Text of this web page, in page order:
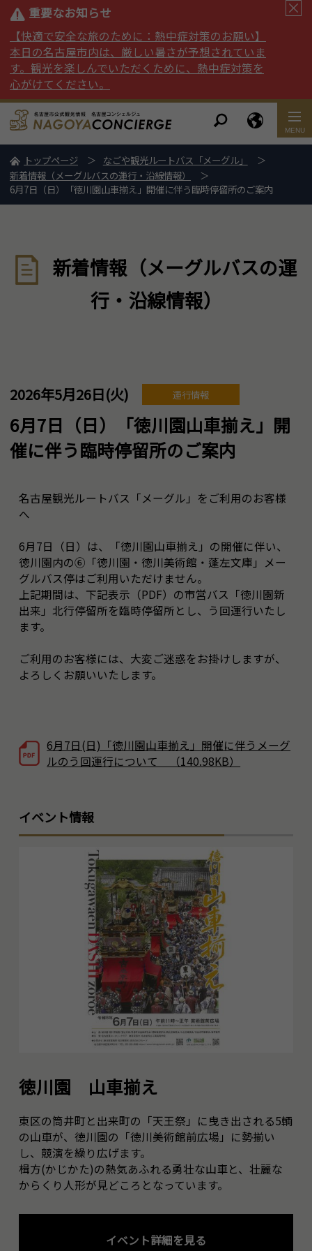
重要なお知らせ
【快適で安全な旅のために：熱中症対策のお願い】
本日の名古屋市内は、厳しい暑さが予想されていま
す。観光を楽しんでいただくために、熱中症対策を
心がけてください。
トップページ
なごや観光ルートバス「メーグル」
新着情報（メーグルバスの運行・沿線情報）
6月7日（日）「徳川園山車揃え」開催に伴う臨時停留所のご案内
新着情報（メーグルバスの運
行・沿線情報）
2026年5月26日(火) 運行情報
6月7日（日）「徳川園山車揃え」開
催に伴う臨時停留所のご案内
名古屋観光ルートバス「メーグル」をご利用のお客様
へ
6月7日（日）は、「徳川園山車揃え」の開催に伴い、
徳川園内の⑥「徳川園・徳川美術館・蓬左文庫」メー
グルバス停はご利用いただけません。
上記期間は、下記表示（PDF）の市営バス「徳川園新
出来」北行停留所を臨時停留所とし、う回運行いたし
ます。
ご利用のお客様には、大変ご迷惑をお掛けしますが、
よろしくお願いいたします。
6月7日(日)「徳川園山車揃え」開催に伴うメーグ
ルのう回運行について （140.98KB）
イベント情報
徳川園 山車揃え
東区の筒井町と出来町の「天王祭」に曳き出される5輌
の山車が、徳川園の「徳川美術館前広場」に勢揃い
し、競演を繰り広げます。
楫方(かじかた)の熱気あふれる勇壮な山車と、壮麗な
からくり人形が見どころとなっています。
イベント詳細を見る